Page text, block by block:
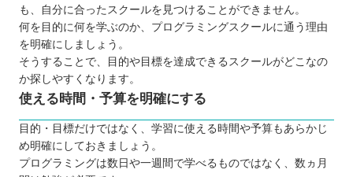
思っていた学習内容と異なる場合もある
プログラミング言語は何を学ぶべきか
子ども向けと大人向けの違いは？
お得にプログラミングスクールに通える制度をご紹
介！
プログラミングスクールを挫折しないためのポイン
ト
【秋田】大人向けのおすすめプログラミングスクー
も、自分に合ったスクールを見つけることができません。
何を目的に何を学ぶのか、プログラミングスクールに通う理由
を明確にしましょう。
そうすることで、目的や目標を達成できるスクールがどこなの
か探しやすくなります。
使える時間・予算を明確にする
目的・目標だけではなく、学習に使える時間や予算もあらかじ
め明確にしておきましょう。
プログラミングは数日や一週間で学べるものではなく、数ヵ月